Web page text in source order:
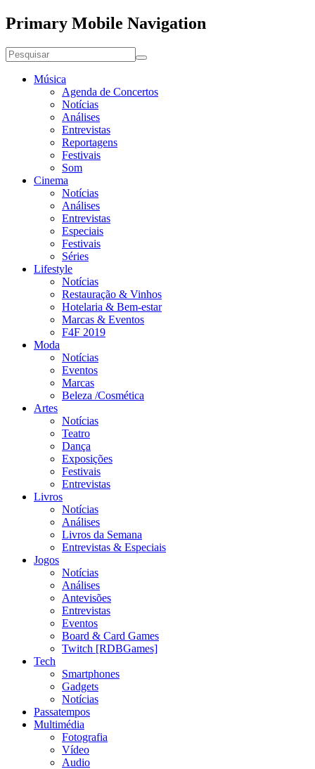
Primary Mobile Navigation
Música
Agenda de Concertos
Notícias
Análises
Entrevistas
Reportagens
Festivais
Som
Cinema
Notícias
Análises
Entrevistas
Especiais
Festivais
Séries
Lifestyle
Notícias
Restauração & Vinhos
Hotelaria & Bem-estar
Marcas & Eventos
F4F 2019
Moda
Notícias
Eventos
Marcas
Beleza /Cosmética
Artes
Notícias
Teatro
Dança
Exposições
Festivais
Entrevistas
Livros
Notícias
Análises
Livros da Semana
Entrevistas & Especiais
Jogos
Notícias
Análises
Antevisões
Entrevistas
Eventos
Board & Card Games
Twitch [RDBGames]
Tech
Smartphones
Gadgets
Notícias
Passatempos
Multimédia
Fotografia
Vídeo
Audio